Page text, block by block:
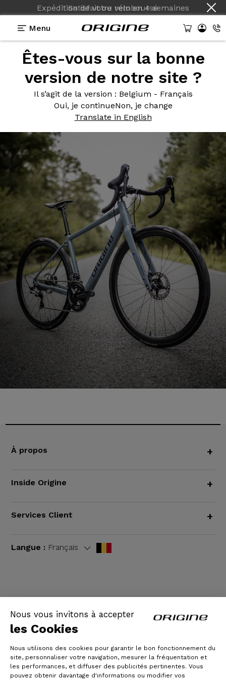
Nous vous invitons à accepter
les Cookies
Nous utilisons des cookies pour garantir le bon fonctionnement du
site, personnaliser votre navigation, mesurer la fréquentation et
les performances, et diffuser des publicités pertinentes. Vous
pouvez obtenir davantage d'informations ou modifier vos
Expédition de votre véloen4 semaines
Menu
Êtes-vous sur la bonne
version de notre site ?
Il s’agit de la version : Belgium - Français
Oui, je continueNon, je change
Translate in English
Photos> Gris Sonique
GrisSonique
À propos +
Inside Origine +
Services Client +
Langue : Français